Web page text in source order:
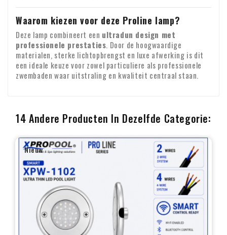
Waarom kiezen voor deze Proline lamp?
Deze lamp combineert een ultradun design met
professionele prestaties. Door de hoogwaardige
materialen, sterke lichtopbrengst en luxe afwerking is dit
een ideale keuze voor zowel particuliere als professionele
zwembaden waar uitstraling en kwaliteit centraal staan.
14 Andere Producten In Dezelfde Categorie:
Nieuw